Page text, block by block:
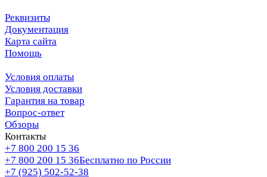
Реквизиты
Документация
Карта сайта
Помощь
Условия оплаты
Условия доставки
Гарантия на товар
Вопрос-ответ
Обзоры
Контакты
+7 800 200 15 36
+7 800 200 15 36Бесплатно по России
+7 (925) 502-52-38